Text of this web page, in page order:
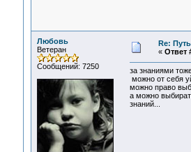
Любовь
Ветеран
Сообщений: 7250
Re:
« Ответ
за знаниями
можно от себя
можно право
а можно
знаний...